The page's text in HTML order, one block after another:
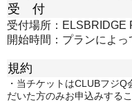
受 付
受付場所：ELSBRIDGE
開始時間：プランによっ
規約
・当チケットはCLUBフジ
だいた方のみお申込みする